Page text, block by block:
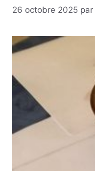
26 octobre 2025 par